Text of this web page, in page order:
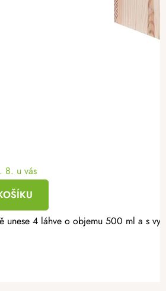
8. u vás
unese 4 láhve o objemu 500 ml a s